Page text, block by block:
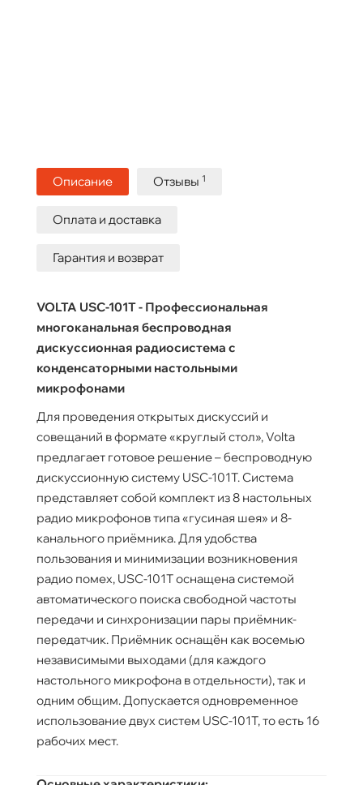
Описание Отзывы 1
Оплата и доставка
Гарантия и возврат
VOLTA USC-101T - Профессиональная
многоканальная беспроводная
дискуссионная радиосистема с
конденсаторными настольными
микрофонами
Для проведения открытых дискуссий и
совещаний в формате «круглый стол», Volta
предлагает готовое решение – беспроводную
дискуссионную систему USC-101T. Система
представляет собой комплект из 8 настольных
радио микрофонов типа «гусиная шея» и 8-
канального приёмника. Для удобства
пользования и минимизации возникновения
радио помех, USC-101T оснащена системой
автоматического поиска свободной частоты
передачи и синхронизации пары приёмник-
передатчик. Приёмник оснащён как восемью
независимыми выходами (для каждого
настольного микрофона в отдельности), так и
одним общим. Допускается одновременное
использование двух систем USC-101T, то есть 16
рабочих мест.